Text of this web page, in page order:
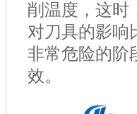
削温度，这时
对刀具的影响
非常危险的阶
效。